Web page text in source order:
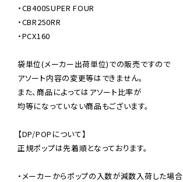
・CB400SUPER FOUR
・CBR250RR
・PCX160
袋単位(メーカー出荷単位)での販売ですので
アソート内容の変更等はできません。
また、商品によってはアソート比率が
均等になっていない商品もございます。
【DP/POPについて】
正規ポップは先着順となっております。
・メーカーからポップの入数が減数入荷した場合